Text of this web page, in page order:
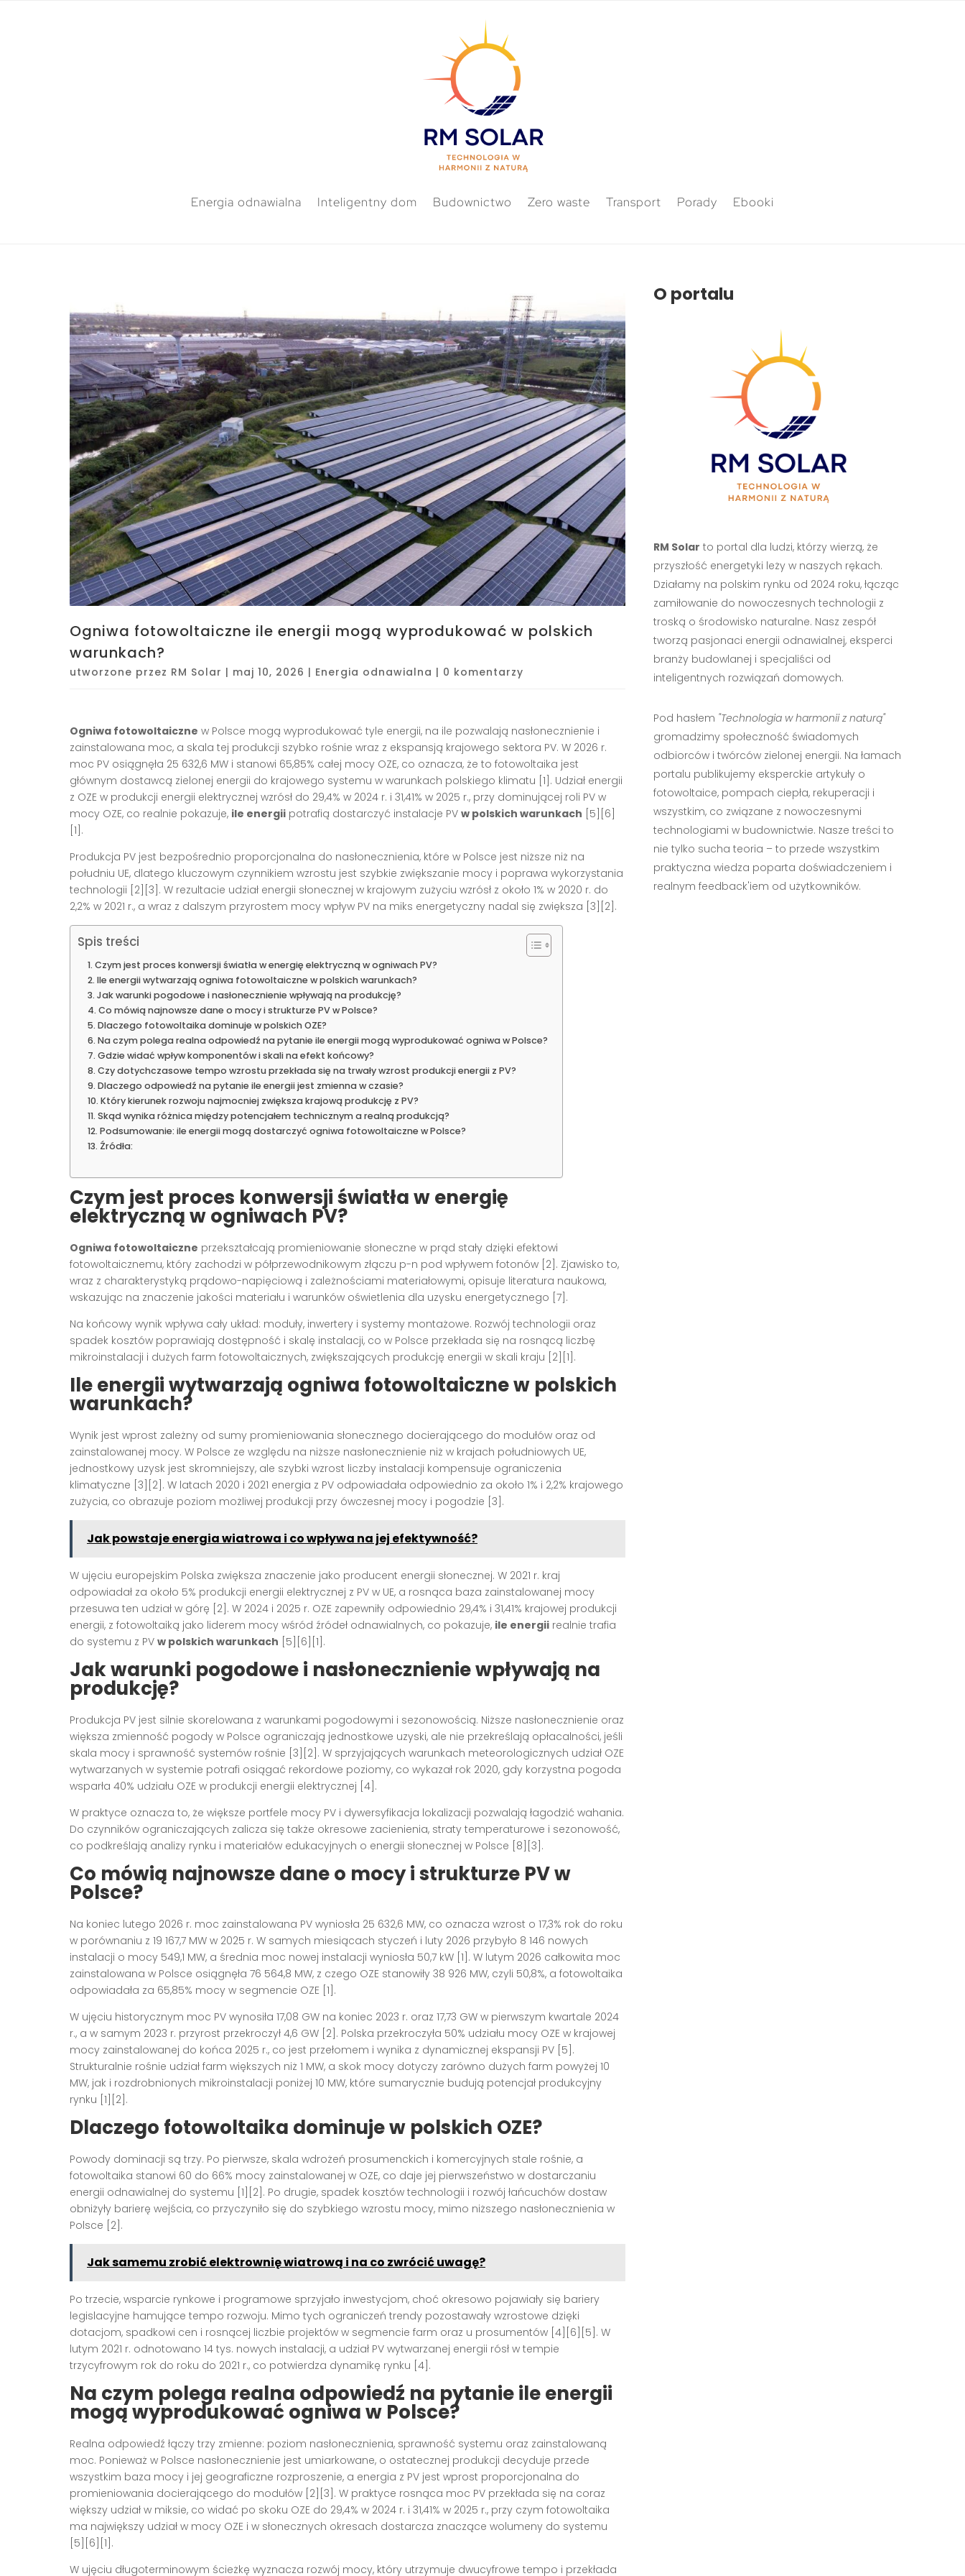
Energia odnawialna Inteligentny dom Budownictwo Zero waste Transport Porady Ebooki
Ogniwa fotowoltaiczne ile energii mogą wyprodukować w polskich
warunkach?
utworzone przez RM Solar | maj 10, 2026 | Energia odnawialna | 0 komentarzy
Ogniwa fotowoltaiczne w Polsce mogą wyprodukować tyle energii, na ile pozwalają nasłonecznienie i
zainstalowana moc, a skala tej produkcji szybko rośnie wraz z ekspansją krajowego sektora PV. W 2026 r.
moc PV osiągnęła 25 632,6 MW i stanowi 65,85% całej mocy OZE, co oznacza, że to fotowoltaika jest
głównym dostawcą zielonej energii do krajowego systemu w warunkach polskiego klimatu [1]. Udział energii
z OZE w produkcji energii elektrycznej wzrósł do 29,4% w 2024 r. i 31,41% w 2025 r., przy dominującej roli PV w
mocy OZE, co realnie pokazuje, ile energii potrafią dostarczyć instalacje PV w polskich warunkach [5][6]
[1].
Produkcja PV jest bezpośrednio proporcjonalna do nasłonecznienia, które w Polsce jest niższe niż na
południu UE, dlatego kluczowym czynnikiem wzrostu jest szybkie zwiększanie mocy i poprawa wykorzystania
technologii [2][3]. W rezultacie udział energii słonecznej w krajowym zużyciu wzrósł z około 1% w 2020 r. do
2,2% w 2021 r., a wraz z dalszym przyrostem mocy wpływ PV na miks energetyczny nadal się zwiększa [3][2].
Spis treści
Czym jest proces konwersji światła w energię elektryczną w ogniwach PV?
Ile energii wytwarzają ogniwa fotowoltaiczne w polskich warunkach?
Jak warunki pogodowe i nasłonecznienie wpływają na produkcję?
Co mówią najnowsze dane o mocy i strukturze PV w Polsce?
Dlaczego fotowoltaika dominuje w polskich OZE?
Na czym polega realna odpowiedź na pytanie ile energii mogą wyprodukować ogniwa w Polsce?
Gdzie widać wpływ komponentów i skali na efekt końcowy?
Czy dotychczasowe tempo wzrostu przekłada się na trwały wzrost produkcji energii z PV?
Dlaczego odpowiedź na pytanie ile energii jest zmienna w czasie?
Który kierunek rozwoju najmocniej zwiększa krajową produkcję z PV?
Skąd wynika różnica między potencjałem technicznym a realną produkcją?
Podsumowanie: ile energii mogą dostarczyć ogniwa fotowoltaiczne w Polsce?
Źródła:
Czym jest proces konwersji światła w energię
elektryczną w ogniwach PV?
Ogniwa fotowoltaiczne przekształcają promieniowanie słoneczne w prąd stały dzięki efektowi
fotowoltaicznemu, który zachodzi w półprzewodnikowym złączu p-n pod wpływem fotonów [2]. Zjawisko to,
wraz z charakterystyką prądowo-napięciową i zależnościami materiałowymi, opisuje literatura naukowa,
wskazując na znaczenie jakości materiału i warunków oświetlenia dla uzysku energetycznego [7].
Na końcowy wynik wpływa cały układ: moduły, inwertery i systemy montażowe. Rozwój technologii oraz
spadek kosztów poprawiają dostępność i skalę instalacji, co w Polsce przekłada się na rosnącą liczbę
mikroinstalacji i dużych farm fotowoltaicznych, zwiększających produkcję energii w skali kraju [2][1].
Ile energii wytwarzają ogniwa fotowoltaiczne w polskich
warunkach?
Wynik jest wprost zależny od sumy promieniowania słonecznego docierającego do modułów oraz od
zainstalowanej mocy. W Polsce ze względu na niższe nasłonecznienie niż w krajach południowych UE,
jednostkowy uzysk jest skromniejszy, ale szybki wzrost liczby instalacji kompensuje ograniczenia
klimatyczne [3][2]. W latach 2020 i 2021 energia z PV odpowiadała odpowiednio za około 1% i 2,2% krajowego
zużycia, co obrazuje poziom możliwej produkcji przy ówczesnej mocy i pogodzie [3].
Jak powstaje energia wiatrowa i co wpływa na jej efektywność?
W ujęciu europejskim Polska zwiększa znaczenie jako producent energii słonecznej. W 2021 r. kraj
odpowiadał za około 5% produkcji energii elektrycznej z PV w UE, a rosnąca baza zainstalowanej mocy
przesuwa ten udział w górę [2]. W 2024 i 2025 r. OZE zapewniły odpowiednio 29,4% i 31,41% krajowej produkcji
energii, z fotowoltaiką jako liderem mocy wśród źródeł odnawialnych, co pokazuje, ile energii realnie trafia
do systemu z PV w polskich warunkach [5][6][1].
Jak warunki pogodowe i nasłonecznienie wpływają na
produkcję?
Produkcja PV jest silnie skorelowana z warunkami pogodowymi i sezonowością. Niższe nasłonecznienie oraz
większa zmienność pogody w Polsce ograniczają jednostkowe uzyski, ale nie przekreślają opłacalności, jeśli
skala mocy i sprawność systemów rośnie [3][2]. W sprzyjających warunkach meteorologicznych udział OZE
wytwarzanych w systemie potrafi osiągać rekordowe poziomy, co wykazał rok 2020, gdy korzystna pogoda
wsparła 40% udziału OZE w produkcji energii elektrycznej [4].
W praktyce oznacza to, że większe portfele mocy PV i dywersyfikacja lokalizacji pozwalają łagodzić wahania.
Do czynników ograniczających zalicza się także okresowe zacienienia, straty temperaturowe i sezonowość,
co podkreślają analizy rynku i materiałów edukacyjnych o energii słonecznej w Polsce [8][3].
Co mówią najnowsze dane o mocy i strukturze PV w
Polsce?
Na koniec lutego 2026 r. moc zainstalowana PV wyniosła 25 632,6 MW, co oznacza wzrost o 17,3% rok do roku
w porównaniu z 19 167,7 MW w 2025 r. W samych miesiącach styczeń i luty 2026 przybyło 8 146 nowych
instalacji o mocy 549,1 MW, a średnia moc nowej instalacji wyniosła 50,7 kW [1]. W lutym 2026 całkowita moc
zainstalowana w Polsce osiągnęła 76 564,8 MW, z czego OZE stanowiły 38 926 MW, czyli 50,8%, a fotowoltaika
odpowiadała za 65,85% mocy w segmencie OZE [1].
W ujęciu historycznym moc PV wynosiła 17,08 GW na koniec 2023 r. oraz 17,73 GW w pierwszym kwartale 2024
r., a w samym 2023 r. przyrost przekroczył 4,6 GW [2]. Polska przekroczyła 50% udziału mocy OZE w krajowej
mocy zainstalowanej do końca 2025 r., co jest przełomem i wynika z dynamicznej ekspansji PV [5].
Strukturalnie rośnie udział farm większych niż 1 MW, a skok mocy dotyczy zarówno dużych farm powyżej 10
MW, jak i rozdrobnionych mikroinstalacji poniżej 10 MW, które sumarycznie budują potencjał produkcyjny
rynku [1][2].
Dlaczego fotowoltaika dominuje w polskich OZE?
Powody dominacji są trzy. Po pierwsze, skala wdrożeń prosumenckich i komercyjnych stale rośnie, a
fotowoltaika stanowi 60 do 66% mocy zainstalowanej w OZE, co daje jej pierwszeństwo w dostarczaniu
energii odnawialnej do systemu [1][2]. Po drugie, spadek kosztów technologii i rozwój łańcuchów dostaw
obniżyły barierę wejścia, co przyczyniło się do szybkiego wzrostu mocy, mimo niższego nasłonecznienia w
Polsce [2].
Jak samemu zrobić elektrownię wiatrową i na co zwrócić uwagę?
Po trzecie, wsparcie rynkowe i programowe sprzyjało inwestycjom, choć okresowo pojawiały się bariery
legislacyjne hamujące tempo rozwoju. Mimo tych ograniczeń trendy pozostawały wzrostowe dzięki
dotacjom, spadkowi cen i rosnącej liczbie projektów w segmencie farm oraz u prosumentów [4][6][5]. W
lutym 2021 r. odnotowano 14 tys. nowych instalacji, a udział PV wytwarzanej energii rósł w tempie
trzycyfrowym rok do roku do 2021 r., co potwierdza dynamikę rynku [4].
Na czym polega realna odpowiedź na pytanie ile energii
mogą wyprodukować ogniwa w Polsce?
Realna odpowiedź łączy trzy zmienne: poziom nasłonecznienia, sprawność systemu oraz zainstalowaną
moc. Ponieważ w Polsce nasłonecznienie jest umiarkowane, o ostatecznej produkcji decyduje przede
wszystkim baza mocy i jej geograficzne rozproszenie, a energia z PV jest wprost proporcjonalna do
promieniowania docierającego do modułów [2][3]. W praktyce rosnąca moc PV przekłada się na coraz
większy udział w miksie, co widać po skoku OZE do 29,4% w 2024 r. i 31,41% w 2025 r., przy czym fotowoltaika
ma największy udział w mocy OZE i w słonecznych okresach dostarcza znaczące wolumeny do systemu
[5][6][1].
W ujęciu długoterminowym ścieżkę wyznacza rozwój mocy, który utrzymuje dwucyfrowe tempo i przekłada
O portalu
RM Solar to portal dla ludzi, którzy wierzą, że
przyszłość energetyki leży w naszych rękach.
Działamy na polskim rynku od 2024 roku, łącząc
zamiłowanie do nowoczesnych technologii z
troską o środowisko naturalne. Nasz zespół
tworzą pasjonaci energii odnawialnej, eksperci
branży budowlanej i specjaliści od
inteligentnych rozwiązań domowych.
Pod hasłem "Technologia w harmonii z naturą"
gromadzimy społeczność świadomych
odbiorców i twórców zielonej energii. Na łamach
portalu publikujemy eksperckie artykuły o
fotowoltaice, pompach ciepła, rekuperacji i
wszystkim, co związane z nowoczesnymi
technologiami w budownictwie. Nasze treści to
nie tylko sucha teoria – to przede wszystkim
praktyczna wiedza poparta doświadczeniem i
realnym feedback'iem od użytkowników.